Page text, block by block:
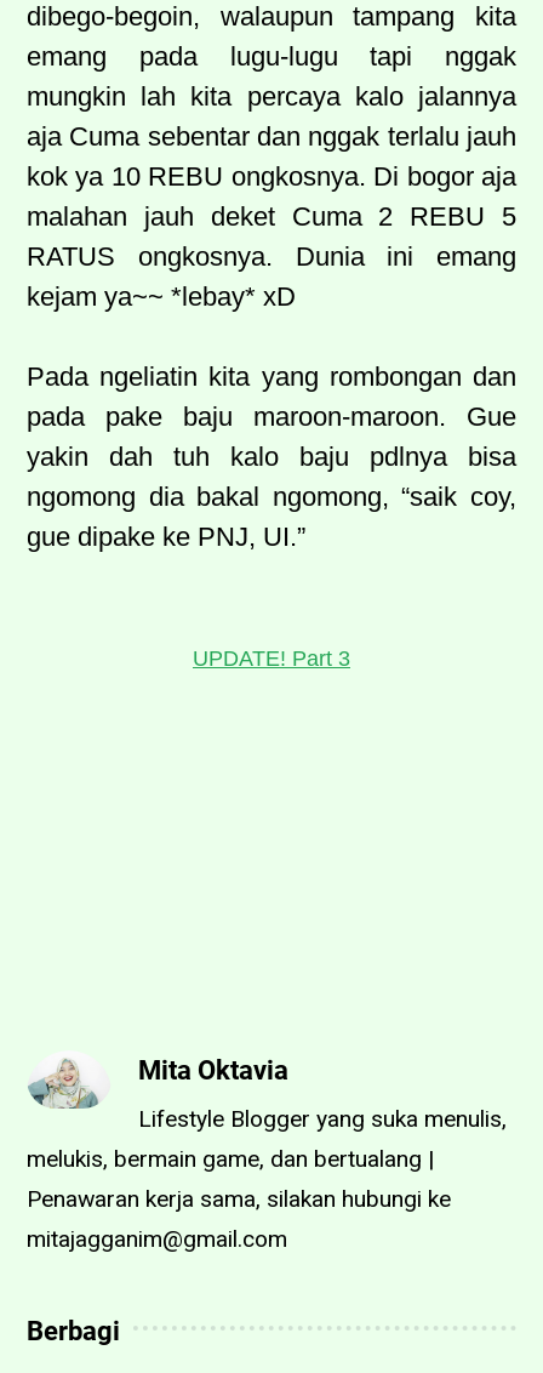
dibego-begoin, walaupun tampang kita
emang pada lugu-lugu tapi nggak
mungkin lah kita percaya kalo jalannya
aja Cuma sebentar dan nggak terlalu jauh
kok ya 10 REBU ongkosnya. Di bogor aja
malahan jauh deket Cuma 2 REBU 5
RATUS ongkosnya. Dunia ini emang
kejam ya~~ *lebay* xD
Pada ngeliatin kita yang rombongan dan
pada pake baju maroon-maroon. Gue
yakin dah tuh kalo baju pdlnya bisa
ngomong dia bakal ngomong, “saik coy,
gue dipake ke PNJ, UI.”
UPDATE! Part 3
Mita Oktavia
Lifestyle Blogger yang suka menulis,
melukis, bermain game, dan bertualang |
Penawaran kerja sama, silakan hubungi ke
mitajagganim@gmail.com
Berbagi